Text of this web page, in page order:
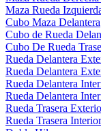
Maza Rueda
Cubo Maza Delantera
Cubo de Rueda
Cubo De Rueda
Rueda Delantera
Rueda Delantera
Rueda Delantera
Rueda Delantera
Rueda Trasera
Rueda Trasera Interior